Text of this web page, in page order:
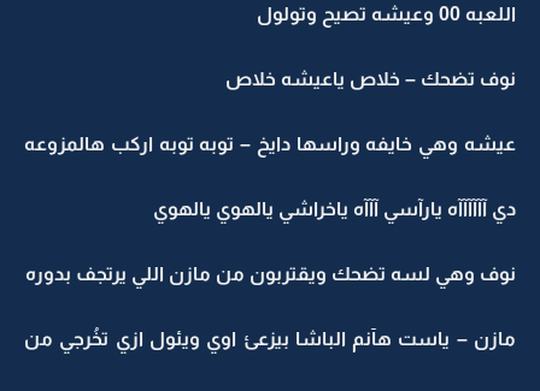
اللعبه 00 وعيشه تصيح وتولول
نوف تضحك – خلاص ياعيشه خلاص
عيشه وهي خايفه وراسها دايخ – توبه توبه اركب هالمزوعه
دي آآآآآآه يارآسي آآآه ياخراشي يالهوي يالهوي
نوف وهي لسه تضحك ويقتربون من مازن اللي يرتجف بدوره
مازن – ياست هآنم الباشا بيزعئ اوي ويئول ازي تخُرجي من